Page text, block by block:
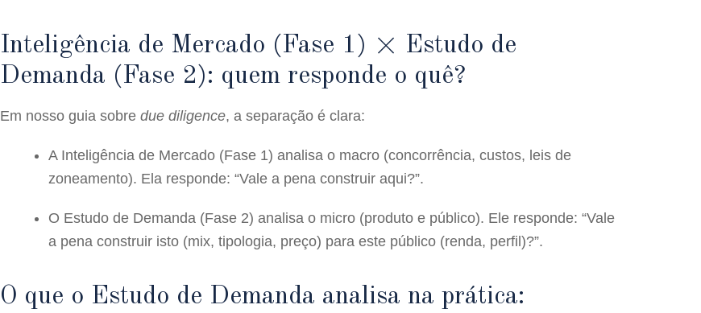
Inteligência de Mercado (Fase 1) × Estudo de
Demanda (Fase 2): quem responde o quê?
Em nosso guia sobre due diligence, a separação é clara:
A Inteligência de Mercado (Fase 1) analisa o macro (concorrência, custos, leis de
zoneamento). Ela responde: “Vale a pena construir aqui?”.
O Estudo de Demanda (Fase 2) analisa o micro (produto e público). Ele responde: “Vale
a pena construir isto (mix, tipologia, preço) para este público (renda, perfil)?”.
O que o Estudo de Demanda analisa na prática: